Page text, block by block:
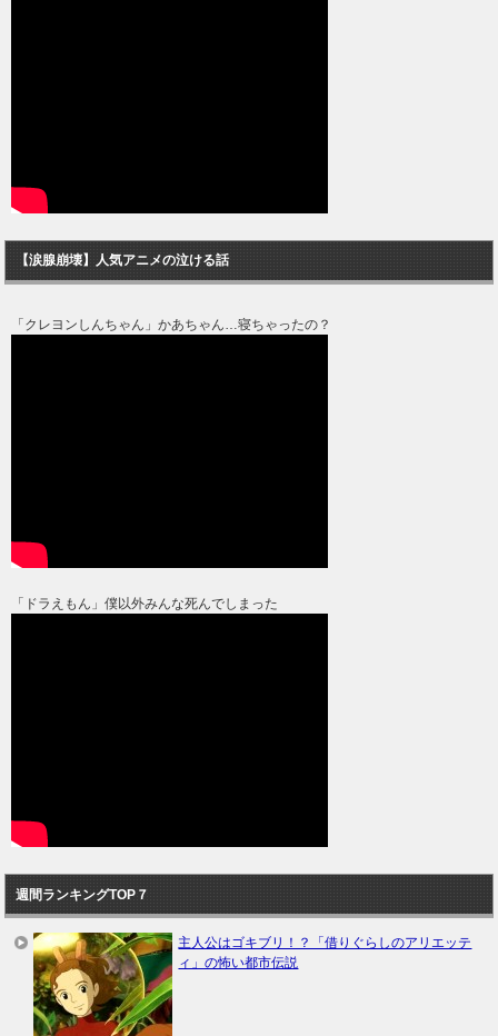
【涙腺崩壊】人気アニメの泣ける話
「クレヨンしんちゃん」かあちゃん…寝ちゃったの？
「ドラえもん」僕以外みんな死んでしまった
週間ランキングTOP７
主人公はゴキブリ！？「借りぐらしのアリエッテ
ィ」の怖い都市伝説